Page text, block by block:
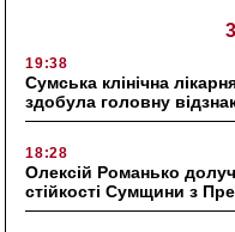
19:38
Сумська клінічна
здобула головну
18:28
Олексій Романько
стійкості Сумщини з